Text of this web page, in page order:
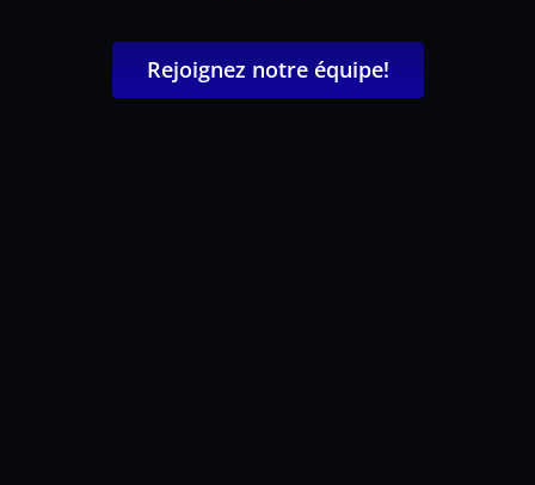
Rejoignez notre équipe!